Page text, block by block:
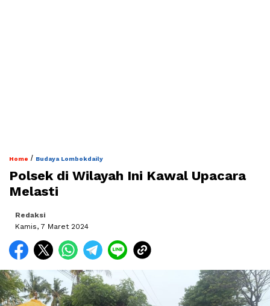
Home / Budaya Lombokdaily
Polsek di Wilayah Ini Kawal Upacara
Melasti
Redaksi
Kamis, 7 Maret 2024